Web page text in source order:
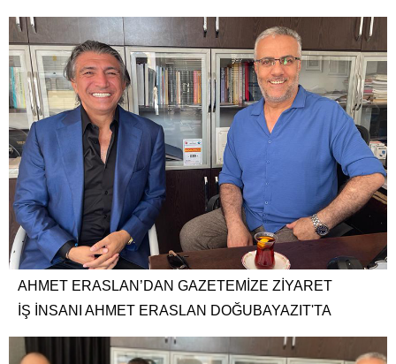
AHMET ERASLAN’DAN GAZETEMİZE ZİYARET
İŞ İNSANI AHMET ERASLAN DOĞUBAYAZIT'TA